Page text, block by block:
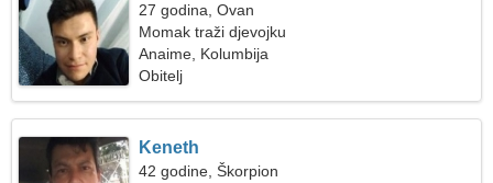
27 godina, Ovan
Momak traži djevojku
Anaime, Kolumbija
Obitelj
Keneth
42 godine, Škorpion